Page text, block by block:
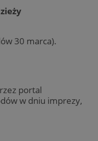
30 marca).
portal
w dniu imprezy,